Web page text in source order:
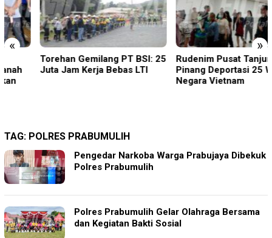
« »
Torehan Gemilang PT BSI: 25
Juta Jam Kerja Bebas LTI
Rudenim Pusat Tanjung
Pinang Deportasi 25 Warga
Negara Vietnam
TAG: POLRES PRABUMULIH
Pengedar Narkoba Warga Prabujaya Dibekuk
Polres Prabumulih
Polres Prabumulih Gelar Olahraga Bersama
dan Kegiatan Bakti Sosial